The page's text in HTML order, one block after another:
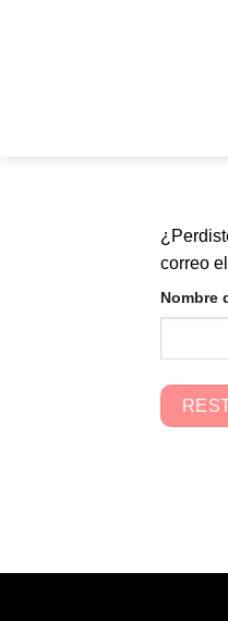
correo
Nombre